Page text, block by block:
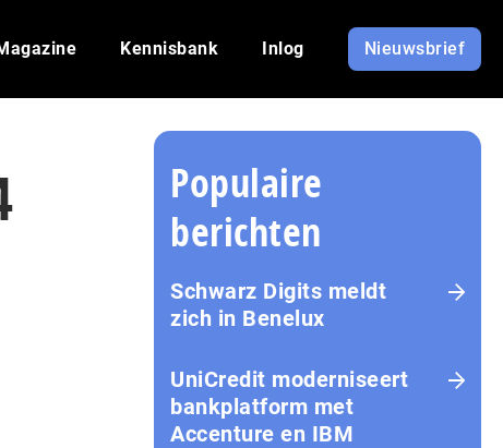
Kennisbank Inlog Nieuwsbrief
Populaire
berichten
Schwarz Digits meldt
zich in Benelux
UniCredit moderniseert
bankplatform met
Accenture en IBM